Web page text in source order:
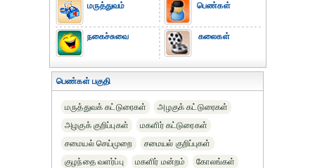
மருத்துவம்
நகைச்சுவை
பெண்கள்
கலைகள்
பெண்கள் பகுதி
மருத்துவக் கட்டுரைகள்
அழகுக் கட்டுரைகள்
அழகுக் குறிப்புகள்
மகளிர் கட்டுரைகள்
சமையல் செய்முறை
சமையல் குறிப்புகள்
குழந்தை வளர்ப்பு
மகளிர் மன்றம்
கோலங்கள்